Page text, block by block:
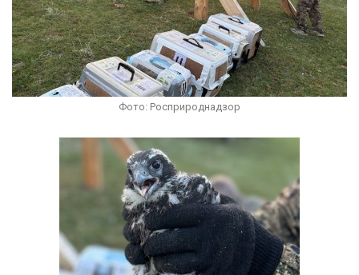
Фото: Росприроднадзор